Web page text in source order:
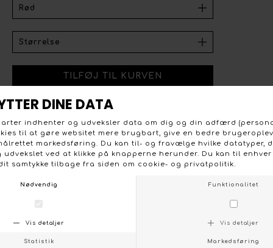
Ofelia Evilyn t-shirt kjole med kort ærme og rund hals.
og hvid vandret stribet. 95 % bomuld og 5 % elastan.
Vask ved 30 grader. Max krymp 5 %.
FØLG OS PÅ: INSTAGRAM